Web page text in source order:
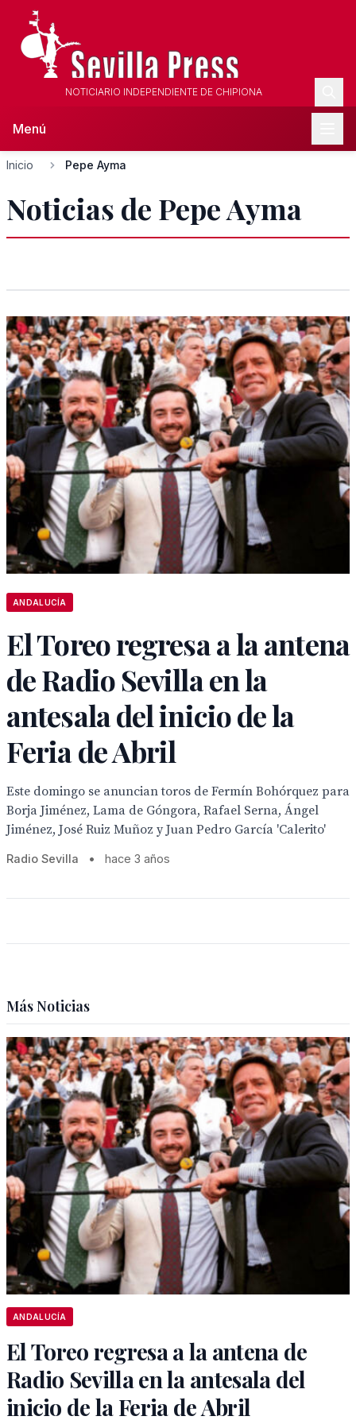
NOTICIARIO INDEPENDIENTE DE CHIPIONA
Menú
Inicio Pepe Ayma
Noticias de Pepe Ayma
ANDALUCÍA
El Toreo regresa a la antena
de Radio Sevilla en la
antesala del inicio de la
Feria de Abril
Este domingo se anuncian toros de Fermín Bohórquez para
Borja Jiménez, Lama de Góngora, Rafael Serna, Ángel
Jiménez, José Ruiz Muñoz y Juan Pedro García 'Calerito'
Radio Sevilla • hace 3 años
Más Noticias
ANDALUCÍA
El Toreo regresa a la antena de
Radio Sevilla en la antesala del
inicio de la Feria de Abril